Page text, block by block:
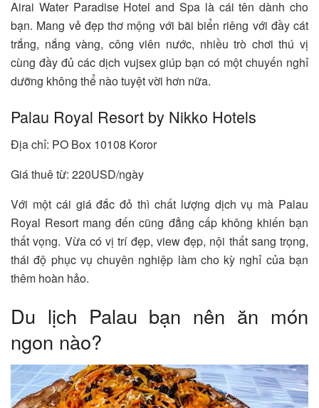
Airai Water Paradise Hotel and Spa là cái tên dành cho
bạn. Mang vẻ đẹp thơ mộng với bãi biển riêng với đầy cát
trắng, nắng vàng, công viên nước, nhiều trò chơi thú vị
cùng đầy đủ các dịch vujsex giúp bạn có một chuyến nghỉ
dưỡng không thể nào tuyệt vời hơn nữa.
Palau Royal Resort by Nikko Hotels
Địa chỉ: PO Box 10108 Koror
Giá thuê từ: 220USD/ngày
Với một cái giá đắc đỏ thì chất lượng dịch vụ mà Palau
Royal Resort mang đến cũng đẳng cấp không khiến bạn
thất vọng. Vừa có vị trí đẹp, view đẹp, nội thất sang trọng,
thái độ phục vụ chuyên nghiệp làm cho kỳ nghỉ của bạn
thêm hoàn hảo.
Du lịch Palau bạn nên ăn món
ngon nào?